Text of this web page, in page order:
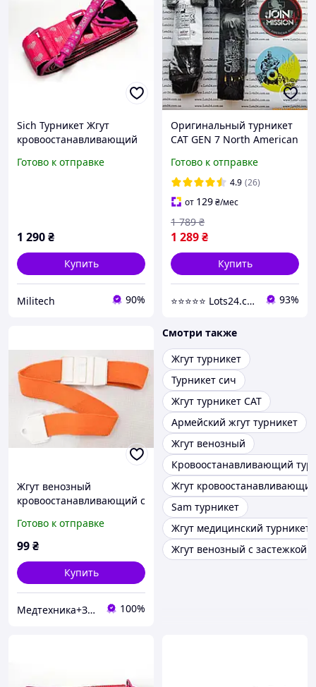
Sich Турникет Жгут
кровоостанавливающий
Готово к отправке
1 290₴
Купить
Militech 90%
Оригинальный турникет
CAT GEN 7 North American
медицинский
кровоостанавливающий
жгут закрутка NAR
Готово к отправке
4.9 (26)
от 129₴/мес
1 289₴
1 789 ₴
Купить
⭐️⭐️⭐️⭐️⭐️ Lots24.com.ua 93%
Жгут венозный
кровоостанавливающий с
Готово к отправке
99₴
Купить
Медтехника+Здоровье - магазин медтехники 100%
Смотри также
Жгут турникет
Турникет сич
Жгут турникет CAT
Армейский жгут турникет
Жгут венозный
Кровоостанавливающий
Жгут
Sam турникет
Жгут медицинский турникет
Жгут венозный с застежкой